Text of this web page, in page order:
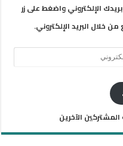
الإلكتروني واضغط على زر
خلال البريد الإلكتروني.